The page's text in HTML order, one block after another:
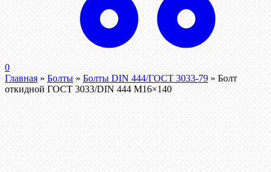
0
Главная » Болты » Болты DIN 444/ГОСТ 3033-79 » Болт
откидной ГОСТ 3033/DIN 444 М16×140